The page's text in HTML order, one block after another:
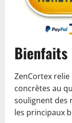
Bienfaits
ZenCortex
concrètes au
soulignent des
les principaux